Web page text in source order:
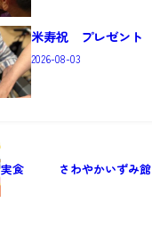
米寿祝 プレゼント
2026-08-03
実食 さわやかいずみ館